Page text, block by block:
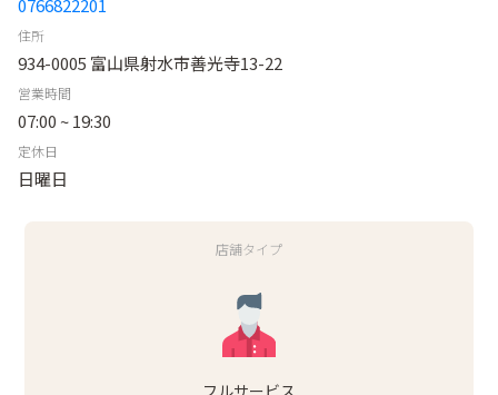
0766822201
住所
934-0005 富山県射水市善光寺13-22
営業時間
07:00 ~ 19:30
定休日
日曜日
店舗タイプ
フルサービス